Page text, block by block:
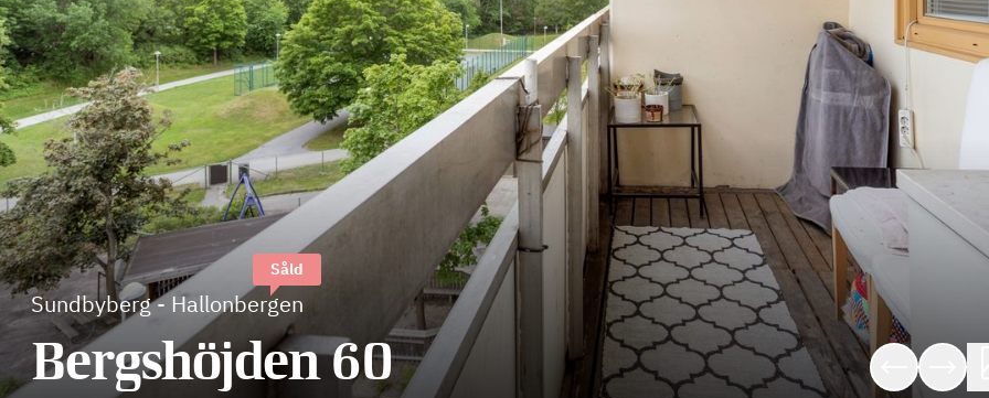
Sundbyberg- Hallonbergen
Såld
Bergshöjden 60